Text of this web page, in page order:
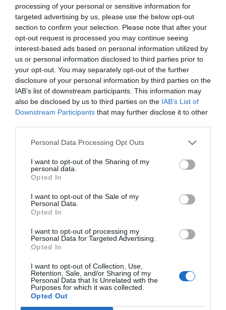
processing of your personal or sensitive information for
targeted advertising by us, please use the below opt-out
section to confirm your selection. Please note that after your
opt-out request is processed you may continue seeing
interest-based ads based on personal information utilized by
us or personal information disclosed to third parties prior to
your opt-out. You may separately opt-out of the further
disclosure of your personal information by third parties on the
IAB’s list of downstream participants. This information may
also be disclosed by us to third parties on the IAB’s List of
Downstream Participants that may further disclose it to other
Personal Data Processing Opt Outs
I want to opt-out of the Sharing of my
personal data.
Opted In
I want to opt-out of the Sale of my
Personal Data.
Opted In
I want to opt-out of processing my
Personal Data for Targeted Advertising.
Opted In
I want to opt-out of Collection, Use,
Retention, Sale, and/or Sharing of my
Personal Data that Is Unrelated with the
Purposes for which it was collected.
Opted Out
Καταναλωτικών Αγαθών
Λιανικού και Ηλεκτρονικού Εμπορίου
Μεταφορών και Logistics
Τραπεζών και ΧρηματοΟικονομικών Υπηρεσιών
Επιχειρηματικής Επικοινωνίας και Διαφήμισης
στελέχη τμημάτων Πληροφορικής και Επικοινωνιών.
Το Συνέδριο θα αναπτύξει και παρουσιάσει τις εξής
θεματικές ενότητες:
Infomobility Travel and Tourism
Ο Αντιπρόεδρος ΔΣ, Γιώργος Καραντώνης, θα
απευθύνει χαιρετισμό στην έναρξη του συνεδρίου.
PREV POST
Ο ΣΕΚΕΕ στο
Digital
Government
Ο Γιάννης Παπαδάκης,